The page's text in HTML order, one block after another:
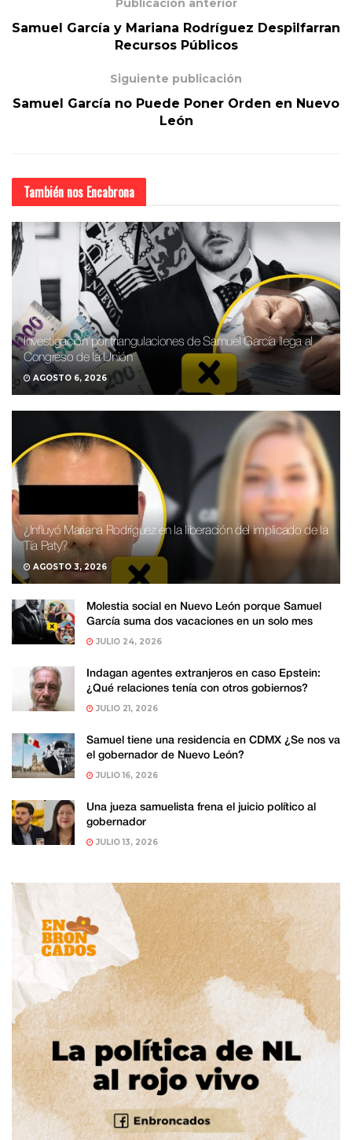
Publicación anterior
Samuel García y Mariana Rodríguez Despilfarran
Recursos Públicos
Siguiente publicación
Samuel García no Puede Poner Orden en Nuevo
León
También nos Encabrona
Investigación por triangulaciones de Samuel García llega al
Congreso de la Unión
AGOSTO 6, 2026
¿Influyó Mariana Rodríguez en la liberación del implicado de la
Tía Paty?
AGOSTO 3, 2026
Molestia social en Nuevo León porque Samuel
García suma dos vacaciones en un solo mes
JULIO 24, 2026
Indagan agentes extranjeros en caso Epstein:
¿Qué relaciones tenía con otros gobiernos?
JULIO 21, 2026
Samuel tiene una residencia en CDMX ¿Se nos va
el gobernador de Nuevo León?
JULIO 16, 2026
Una jueza samuelista frena el juicio político al
gobernador
JULIO 13, 2026